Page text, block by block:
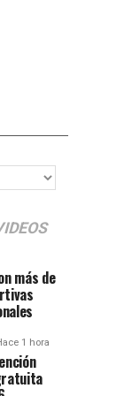
más de
1 hora